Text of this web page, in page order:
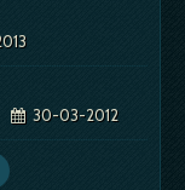
30-03-2012